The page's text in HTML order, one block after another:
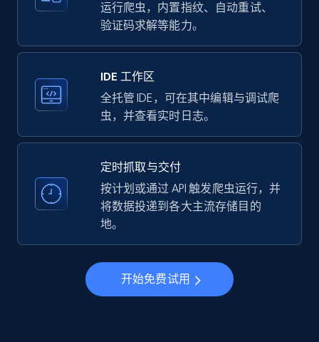
5.7K+
LinkedIn company information
ID, Name, Country code, Locations, Followers,
Employees in linkedin, About, Specialties, and
33.6K+ 3.5K+ 注册使用
Instagram - Profiles
Account, Fbid, ID, Followers, Posts count, Is
business account, Is professional account, Is
运行爬虫，内置指纹、自动重试、
验证码求解等能力。
IDE 工作区
全托管 IDE，可在其中编辑与调试爬
虫，并查看实时日志。
定时抓取与交付
按计划或通过 API 触发爬虫运行，并
将数据投递到各大主流存储目的
地。
开始免费试用